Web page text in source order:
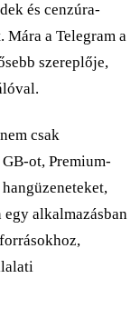
és cenzúra-
a Telegram a
szereplője,
csak
ot, Premium-
alkalmazásban